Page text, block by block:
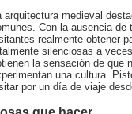
arquitectura medieval
Con la ausencia de
realmente obtener
silenciosas a
la sensación de que
una cultura.
por un día de viaje